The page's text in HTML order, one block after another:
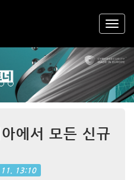
에서 모든 신규
13:10